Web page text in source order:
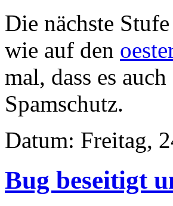
Die nächste
wie auf den
mal, dass es
Spamschutz.
Datum: Freitag,
Bug beseitigt